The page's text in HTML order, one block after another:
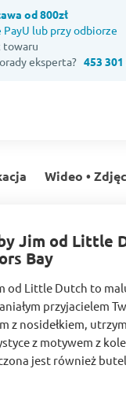
od 800zł
PayU lub przy odbiorze
towaru
eksperta? 453 301
Wideo •
Jim od Little
Bay
od Little Dutch to
przyjacielem
z nosidełkiem,
z motywem z
jest również